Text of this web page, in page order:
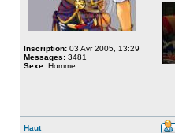
Inscription: 03 Avr 2005, 13:29
Messages: 3481
Sexe: Homme
Haut